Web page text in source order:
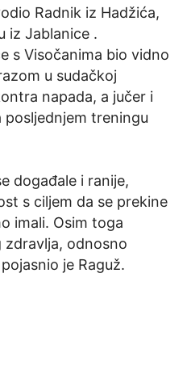
Radnik iz Hadžića,
iz Jablanice .
s Visočanima bio vidno
u sudačkoj
napada, a jučer i
treningu
događale i ranije,
s ciljem da se prekine
imali. Osim toga
zdravlja, odnosno
je Raguž.